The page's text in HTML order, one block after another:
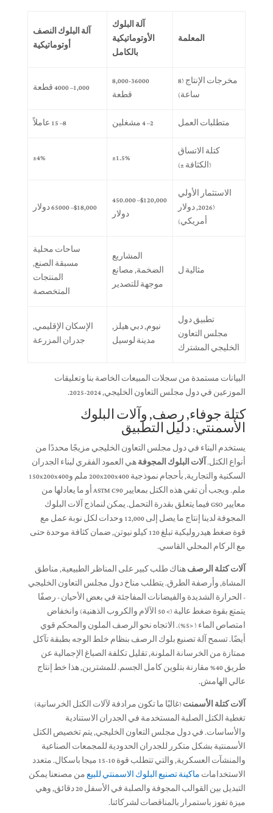
المعلمة
آلة البلوك
الأوتوماتيكية
بالكامل
آلة البلوك النصف
أوتوماتيكية
مخرجات الإنتاج (8
ساعة)
8,000-36000
قطعة
1,000– 4000 قطعة
متطلبات العمل 2– 4 مشغلين 8– 15 عاملاً
كتلة الاتساق
(الكثافة ±)
±1.5%
±4%
الاستثمار الأولي
(2026, دولار
أمريكي)
$120,000– 450.000
دولار
$18,000– 65000 دولار
مثالية ل
المشاريع
الضخمة, مصانع
موجهة للتصدير
ساحات محلية
مسبقة الصنع,
المنتجات
المتخصصة
تطبيق دول
مجلس التعاون
الخليجي المشترك
نيوم, دبي هيلز,
مدينة لوسيل
الإسكان الإقليمي,
جدران المزرعة
البيانات مستمدة من سجلات المبيعات الخاصة بنا وتعليقات
الموزعين في دول مجلس التعاون الخليجي, 2024-2025.
كتلة جوفاء, رصف, وآلات البلوك
الأسمنتي: دليل التطبيق
يستخدم البناء في دول مجلس التعاون الخليجي مزيجًا محددًا من
أنواع الكتل.آلات البلوك المجوفةهي العمود الفقري لبناء الجدران
السكنية والتجارية, بأحجام نموذجية 200x200x400 ملم و150x200x400
ملم. ويجب أن تفي هذه الكتل بمعايير ASTM C90 أو ما يعادلها من
معايير GSO فيما يتعلق بقدرة التحمل. يمكن لنماذج آلات البلوك
المجوفة لدينا إنتاج ما يصل إلى 12,000 وحدات لكل نوبة عمل مع
قوة ضغط هيدروليكية تبلغ 120 كيلو نيوتن, ضمان كثافة موحدة حتى
مع الركام المحلي القاسي.
آلات كتلة الرصفهناك طلب كبير على المناظر الطبيعية, مناطق
المشاة, وأرصفة الطرق. يتطلب مناخ دول مجلس التعاون الخليجي
- الحرارة الشديدة والفيضانات المفاجئة في بعض الأحيان - رصفًا
يتمتع بقوة ضغط عالية (> 50 الآلام والكروب الذهنية) وانخفاض
امتصاص الماء ( <5%). الاتجاه نحو الرصف الملون والمحكم قوي
أيضًا. تسمح آلة تصنيع بلوك الرصف بنظام خلط الوجه بطبقة تآكل
ممتازة من الخرسانة الملونة, تقليل تكلفة الصباغ الإجمالية عن
طريق 40% مقارنة بتلوين كامل الجسم. للمشترين, هذا خط إنتاج
عالي الهامش.
آلات كتلة الأسمنت (غالبًا ما تكون مرادفة لآلات الكتل الخرسانية)
تغطية الكتل الصلبة المستخدمة في الجدران الاستنادية
والأساسات. في دول مجلس التعاون الخليجي, يتم تخصيص الكتل
الأسمنتية بشكل متكرر للجدران الحدودية للمجمعات الصناعية
والمنشآت العسكرية, والتي تتطلب قوة 10-15 ميجا باسكال. متعدد
الاستخدامات ماكينة تصنيع البلوك الاسمنتي للبيعمن مصنعنا يمكن
التبديل بين القوالب المجوفة والصلبة في الأسفل 20 دقائق, وهي
ميزة تفوز باستمرار بالمناقصات لشركائنا.